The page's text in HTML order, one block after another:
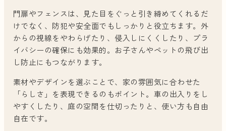
門扉やフェンスは、見た目をぐっと引き締めてくれるだ
けでなく、防犯や安全面でもしっかりと役立ちます。外
からの視線をやわらげたり、侵入しにくくしたり、プラ
イバシーの確保にも効果的。お子さんやペットの飛び出
し防止にもつながります。
素材やデザインを選ぶことで、家の雰囲気に合わせた
「らしさ」を表現できるのもポイント。車の出入りをし
やすくしたり、庭の空間を仕切ったりと、使い方も自由
自在です。